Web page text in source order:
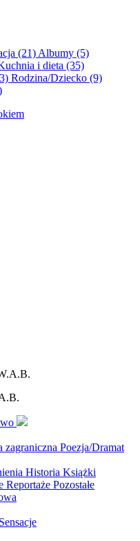
(21) Albumy (5)
i dieta (35)
Rodzina/Dziecko (9)
zagraniczna Poezja/Dramat
Historia Książki
Reportaże Pozostałe